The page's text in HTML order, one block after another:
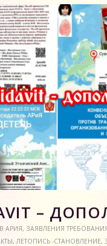
–
АРИЯ,ЗАЯВЛЕНИЯ
,ЛЕТОПИСЬ -СТАНОВЛЕНИЕ,